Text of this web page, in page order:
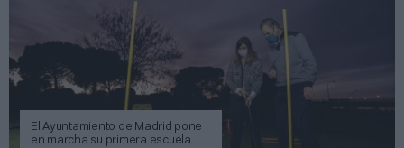
El Ayuntamiento de Madrid pone
en marcha su primera escuela